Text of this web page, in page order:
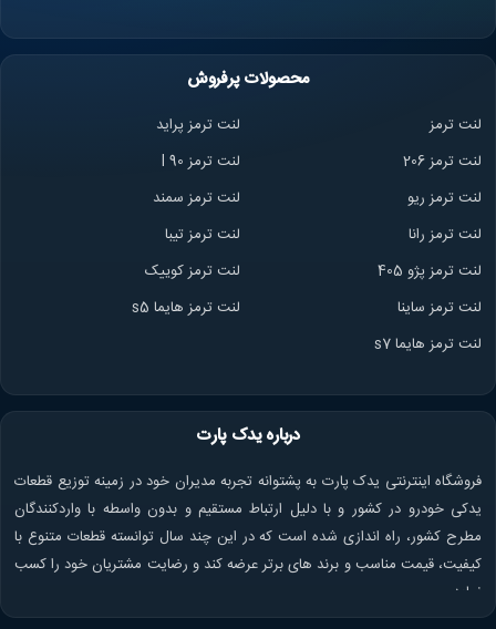
محصولات پرفروش
لنت ترمز
لنت ترمز پراید
لنت ترمز 206
لنت ترمز l 90
لنت ترمز ریو
لنت ترمز سمند
لنت ترمز رانا
لنت ترمز تیبا
لنت ترمز پژو 405
لنت ترمز کوییک
لنت ترمز ساینا
لنت ترمز هایما s5
لنت ترمز هایما s7
درباره یدک پارت
فروشگاه اینترنتی یدک پارت به پشتوانه تجربه مدیران خود در زمینه توزیع قطعات
یدکی خودرو در کشور و با دلیل ارتباط مستقیم و بدون واسطه با واردکنندگان
مطرح کشور، راه اندازی شده است که در این چند سال توانسته قطعات متنوع با
کیفیت، قیمت مناسب و برند های برتر عرضه کند و رضایت مشتریان خود را کسب
نماید.